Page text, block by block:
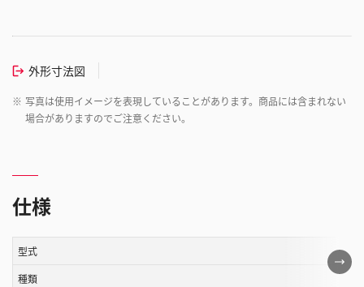
外形寸法図
※ 写真は使用イメージを表現していることがあります。商品には含まれない
場合がありますのでご注意ください。
仕様
こ
の
型式
種類